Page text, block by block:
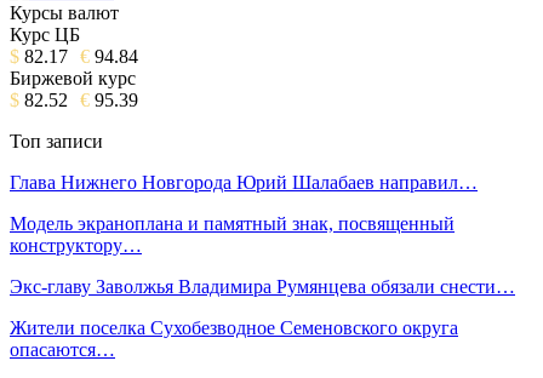
Курсы валют
Курс ЦБ
$ 82.17 € 94.84
Биржевой курс
$ 82.52 € 95.39
Топ записи
Глава Нижнего Новгорода Юрий Шалабаев направил…
Модель экраноплана и памятный знак, посвященный
конструктору…
Экс-главу Заволжья Владимира Румянцева обязали снести…
Жители поселка Сухобезводное Семеновского округа
опасаются…